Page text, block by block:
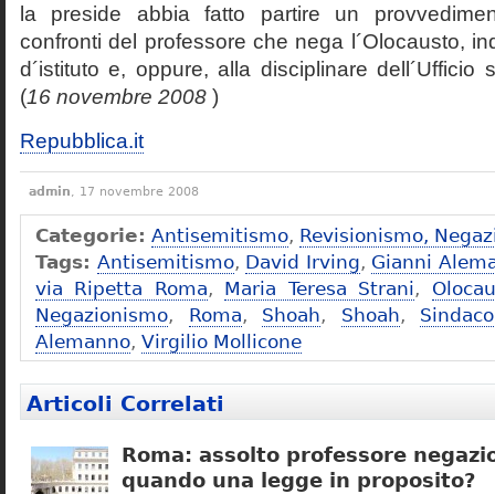
la preside abbia fatto partire un
confronti del professore che nega l´Olocausto,
d´istituto e, oppure, alla disciplinare dell´Ufficio
(16 novembre 2008 )
Repubblica.it
admin, 17 novembre 2008
Categorie: Antisemitismo, Revisionismo,
Tags: Antisemitismo, David Irving, Gianni
via Ripetta Roma, Maria Teresa Strani,
Negazionismo, Roma, Shoah, Shoah,
Alemanno, Virgilio Mollicone
Articoli Correlati
Roma: assolto professore
quando una legge in proposito?